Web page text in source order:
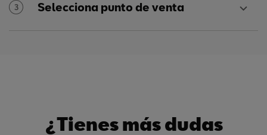
3 Selecciona punto de venta
¿Tienes más dudas